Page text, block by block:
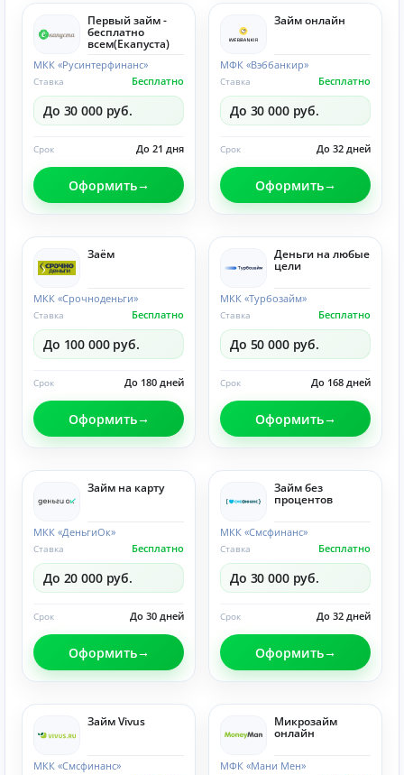
Первый займ -
бесплатно
всем(Eкапуста)
МКК «Русинтерфинанс»
Бесплатно
Ставка
До 30 000 руб.
До 21 дня
Срок
Оформить
Займ онлайн
МФК «Вэббанкир»
Бесплатно
Ставка
До 30 000 руб.
До 32 дней
Срок
Оформить
Заём
МКК «Срочноденьги»
Бесплатно
Ставка
До 100 000 руб.
До 180 дней
Срок
Оформить
Деньги на любые
цели
МКК «Турбозайм»
Бесплатно
Ставка
До 50 000 руб.
До 168 дней
Срок
Оформить
Займ на карту
МКК «ДеньгиОк»
Бесплатно
Ставка
До 20 000 руб.
До 30 дней
Срок
Оформить
Займ без
процентов
МКК «Смсфинанс»
Бесплатно
Ставка
До 30 000 руб.
До 32 дней
Срок
Оформить
Займ Vivus
МКК «Смсфинанс»
Микрозайм
онлайн
МФК «Мани Мен»